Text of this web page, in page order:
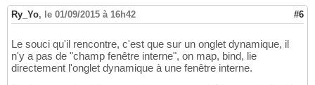
Ry_Yo, le 01/09/2015 à 16h42 #6
Le souci qu'il rencontre, c'est que sur un onglet dynamique, il
n'y a pas de "champ fenêtre interne", on map, bind, lie
directement l'onglet dynamique à une fenêtre interne.